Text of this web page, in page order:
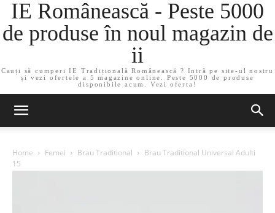
IE Românească - Peste 5000
de produse în noul magazin de
ii
Cauți să cumperi IE Tradițională Românească ? Intră pe site-ul nostru
și vezi ofertele a 5 magazine online. Peste 5000 de produse
disponibile acum. Vezi oferta!
Home Femei Brau Traditional
Brau Traditional Universal Adulti
15